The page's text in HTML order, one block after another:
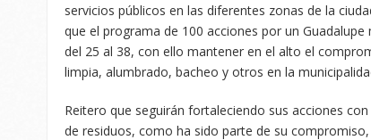
servicios públicos en las diferentes zonas de la
que el programa de 100 acciones por un
del 25 al 38, con ello mantener en el alto el
limpia, alumbrado, bacheo y otros en la
Reitero que seguirán fortaleciendo sus acciones
de residuos, como ha sido parte de su